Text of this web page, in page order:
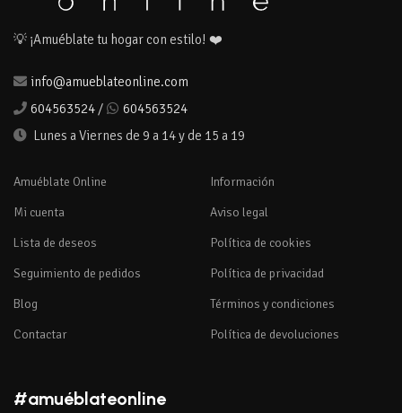
💡 ¡Amuéblate tu hogar con estilo! ❤️
info@amueblateonline.com
604563524 /
604563524
Lunes a Viernes de 9 a 14 y de 15 a 19
Amuéblate Online
Mi cuenta
Lista de deseos
Seguimiento de pedidos
Blog
Contactar
Información
Aviso legal
Política de cookies
Política de privacidad
Términos y condiciones
Política de devoluciones
#amuéblateonline